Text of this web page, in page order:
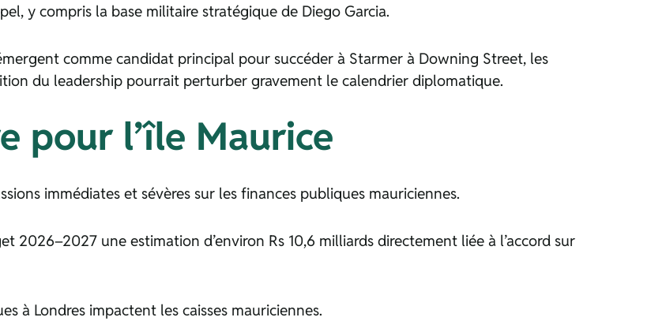
y compris la base militaire stratégique de Diego Garcia.
comme candidat principal pour succéder à Starmer à Downing Street, les
du leadership pourrait perturber gravement le calendrier diplomatique.
pour l’île Maurice
immédiates et sévères sur les finances publiques mauriciennes.
2026–2027 une estimation d’environ Rs 10,6 milliards directement liée à l’accord sur
à Londres impactent les caisses mauriciennes.